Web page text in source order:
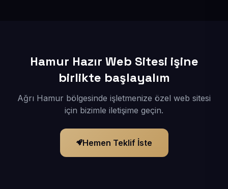
Hamur Hazır Web Sitesi işine
birlikte başlayalım
Ağrı Hamur bölgesinde işletmenize özel web sitesi
için bizimle iletişime geçin.
Hemen Teklif İste